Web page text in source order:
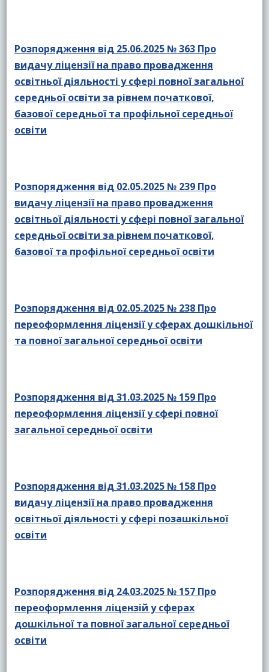
Розпорядження від 25.06.2025 № 363 Про
видачу ліцензії на право провадження
освітньої діяльності у сфері повної загальної
середньої освіти за рівнем початкової,
базової середньої та профільної середньої
освіти
Розпорядження від 02.05.2025 № 239 Про
видачу ліцензії на право провадження
освітньої діяльності у сфері повної загальної
середньої освіти за рівнем початкової,
базової та профільної середньої освіти
Розпорядження від 02.05.2025 № 238 Про
переоформлення ліцензії у сферах дошкільної
та повної загальної середньої освіти
Розпорядження від 31.03.2025 № 159 Про
переоформлення ліцензії у сфері повної
загальної середньої освіти
Розпорядження від 31.03.2025 № 158 Про
видачу ліцензії на право провадження
освітньої діяльності у сфері позашкільної
освіти
Розпорядження від 24.03.2025 № 157 Про
переоформлення ліцензій у сферах
дошкільної та повної загальної середньої
освіти